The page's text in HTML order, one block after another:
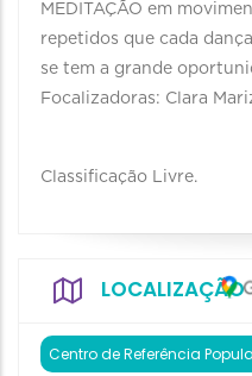
MEDITAÇÃO em
repetidos que cada
se tem a grande
Focalizadoras: Clara
Classificação Livre.
LOCALIZAÇÃO
Centro de Referência